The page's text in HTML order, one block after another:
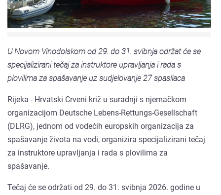
U Novom Vinodolskom od 29. do 31. svibnja održat će se
specijalizirani tečaj za instruktore upravljanja i rada s
plovilima za spašavanje uz sudjelovanje 27 spasilaca
Rijeka - Hrvatski Crveni križ u suradnji s njemačkom
organizacijom Deutsche Lebens-Rettungs-Gesellschaft
(DLRG), jednom od vodećih europskih organizacija za
spašavanje života na vodi, organizira specijalizirani tečaj
za instruktore upravljanja i rada s plovilima za
spašavanje.
Tečaj će se održati od 29. do 31. svibnja 2026. godine u